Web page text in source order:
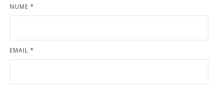
NUME *
EMAIL *